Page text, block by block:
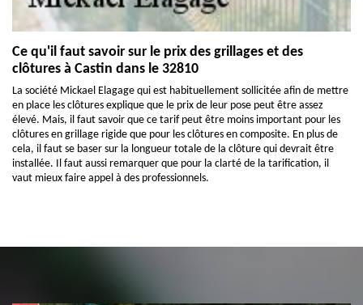
Ce qu'il faut savoir sur le prix des grillages et des
clôtures à Castin dans le 32810
La société Mickael Elagage qui est habituellement sollicitée afin de mettre
en place les clôtures explique que le prix de leur pose peut être assez
élevé. Mais, il faut savoir que ce tarif peut être moins important pour les
clôtures en grillage rigide que pour les clôtures en composite. En plus de
cela, il faut se baser sur la longueur totale de la clôture qui devrait être
installée. Il faut aussi remarquer que pour la clarté de la tarification, il
vaut mieux faire appel à des professionnels.